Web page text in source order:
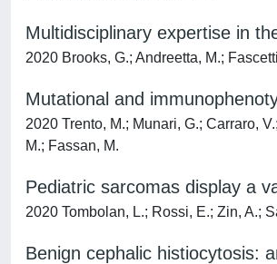
Multidisciplinary expertise in
2020 Brooks, G.; Andreetta, M.;
Mutational and
2020 Trento, M.; Munari, G.; Carraro,
M.; Fassan, M.
Pediatric sarcomas display a
2020 Tombolan, L.; Rossi, E.; Zin, A.;
Benign cephalic histiocytosis: